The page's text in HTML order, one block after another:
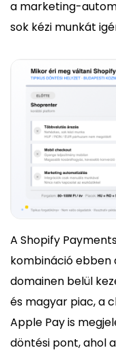
a marketing-
sok kézi munkát
A Shopify
kombináció ebben
domainen belül
és magyar piac, a
Apple Pay is
döntési pont, ahol